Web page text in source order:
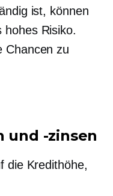
ist, können
hohes Risiko.
Chancen zu
und -zinsen
die Kredithöhe,